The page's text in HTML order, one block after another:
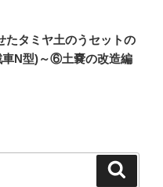
たタミヤ土のうセットの
N型)～⑥土嚢の改造編